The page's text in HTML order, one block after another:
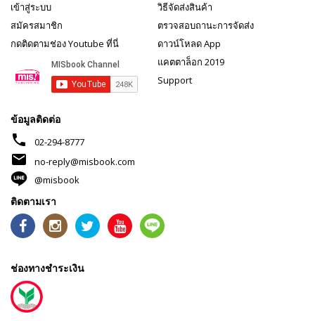
เข้าสู่ระบบ
สมัครสมาชิก
กดติดตามช่อง Youtube ที่นี่
วิธีจัดส่งสินค้า
ตรวจสอบถานะการจัดส่ง
ดาวน์โหลด App
แคตตาล็อก 2019
Support
ข้อมูลติดต่อ
phone 02-294-8777
mail
no-reply@misbook.com
@misbook
ติดตามเรา
ช่องทางชำระเงิน